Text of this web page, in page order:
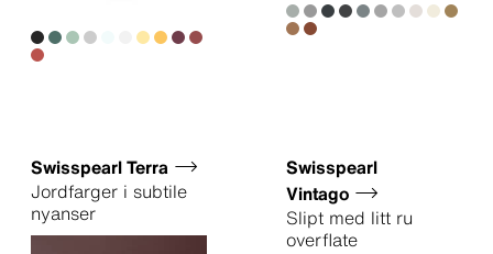
Swisspearl Terra
Jordfarger i subtile
nyanser
Swisspearl
Vintago
Slipt med litt ru
overflate